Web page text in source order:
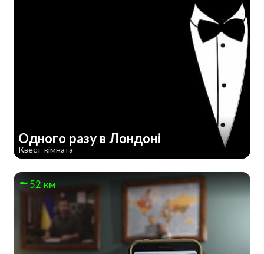
Одного разу в Лондоні
Квест-кімната
52 км